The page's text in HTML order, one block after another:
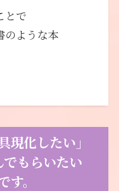
とで
のような本
現化したい」
もらいたい
す。